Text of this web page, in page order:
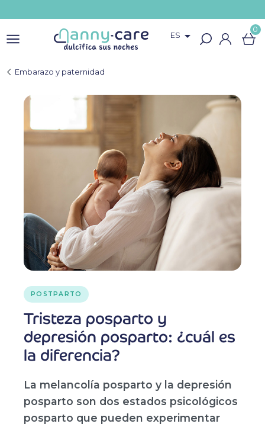
ES  0
Embarazo y paternidad
POSTPARTO
Tristeza posparto y
depresión posparto: ¿cuál es
la diferencia?
La melancolía posparto y la depresión
posparto son dos estados psicológicos
posparto que pueden experimentar